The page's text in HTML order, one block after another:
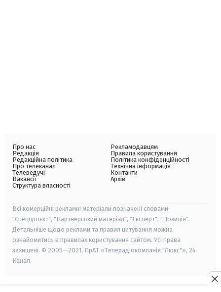
Про нас
Редакція
Редакційна політика
Про телеканал
Телеведучі
Вакансії
Структура власності
Рекламодавцям
Правила користування
Політика конфіденційності
Технічна інформація
Контакти
Архів
Всі комерційні рекламні матеріали позначені словами
"Спецпроєкт", "Партнерський матеріал", "Експерт", "Позиція".
Детальніше щодо реклами та правил цитування можна
ознайомитись в правилах користування сайтом. Усі права
захищені. © 2005—2021, ПрАТ «Телерадіокомпанія "Люкс"», 24
Канал.